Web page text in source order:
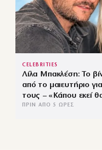
CELEBRITIES
Λίλα Μπακλέση: Το
από το μαιευτήριο
τους – «Κάπου εκεί
ΠΡΙΝ ΑΠΌ 5 ΏΡΕΣ